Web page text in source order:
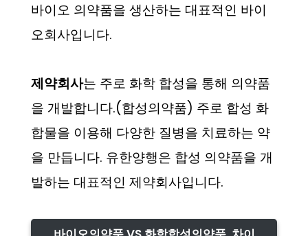
바이오 의약품을 생산하는 대표적인 바이
오회사입니다.
제약회사는 주로 화학 합성을 통해 의약품
을 개발합니다.(합성의약품) 주로 합성 화
합물을 이용해 다양한 질병을 치료하는 약
을 만듭니다. 유한양행은 합성 의약품을 개
발하는 대표적인 제약회사입니다.